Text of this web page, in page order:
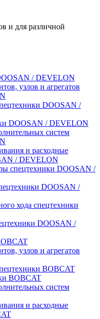
и для различной
/ DEVELON
узлов и агрегатов
DOOSAN /
DOOSAN / DEVELON
систем
и расходные
/ DEVELON
спецтехники DOOSAN /
DOOSAN /
хода спецтехники
DOOSAN /
узлов и агрегатов
BOBCAT
BOBCAT
систем
и расходные